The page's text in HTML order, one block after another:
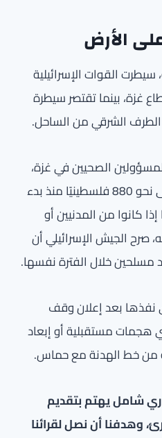
الأرض
القوات الإسرائيلية
غزة، بينما تقتصر سيطرة
الشرقي من الساحل.
الصحيين في غزة،
فقد ارتفعت أعداد القتلى إلى نحو 880 فلسطينيًا منذ بدء
كانوا من المدنيين أو
الجيش الإسرائيلي أن
مسلحين خلال الفترة نفسها.
نفذها بعد إعلان وقف
هجمات مستقبلية أو إبعاد
من خط الهدنة مع حماس.
شامل يهتم بتقديم
وهدفنا أن نصل لقرائنا